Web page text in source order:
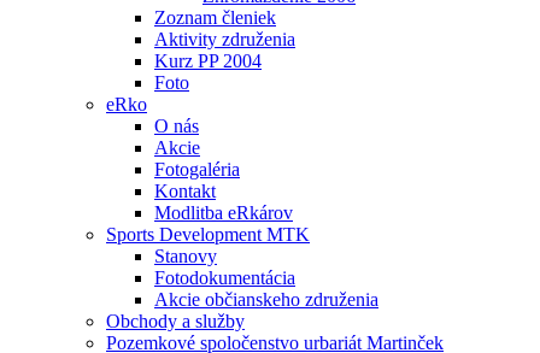
Zoznam členiek
Aktivity združenia
Kurz PP 2004
Foto
eRko
O nás
Akcie
Fotogaléria
Kontakt
Modlitba eRkárov
Sports Development MTK
Stanovy
Fotodokumentácia
Akcie občianskeho združenia
Obchody a služby
Pozemkové spoločenstvo urbariát Martinček